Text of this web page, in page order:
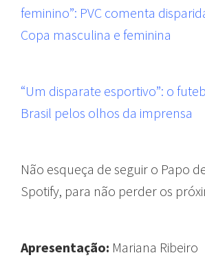
feminino”: PVC comenta
Copa masculina e feminina
“Um disparate esportivo”: o
Brasil pelos olhos da imprensa
Não esqueça de seguir o Papo
Spotify, para não perder os
Apresentação: Mariana Ribeiro